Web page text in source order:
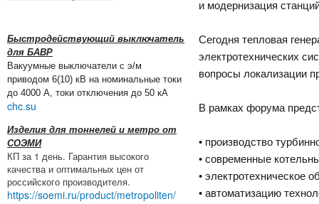
Быстродействующий выключатель
для БАВР
Вакуумные выключатели с э/м
приводом 6(10) кВ на номинальные токи
до 4000 А, токи отключения до 50 кА
chc.su
Изделия для тоннелей и метро от
СОЭМИ
КП за 1 день. Гарантия высокого
качества и оптимальных цен от
российского производителя.
https://soemi.ru/product/metropoliten/
и модернизация
Сегодня тепловая
электротехнических
вопросы локализации
В рамках форума
• производство
• современные
• электротехническое
• автоматизацию